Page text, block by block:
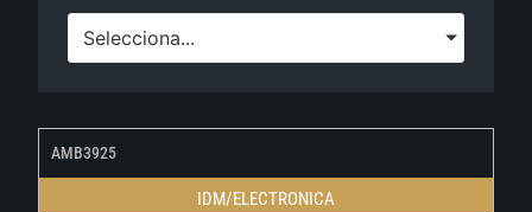
Selecciona...
AMB3925
IDM/ELECTRONICA